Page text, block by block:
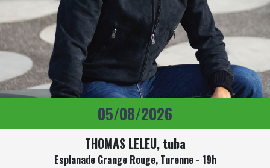
05/08/2026
THOMAS LELEU, tuba
Esplanade Grange Rouge, Turenne - 19h